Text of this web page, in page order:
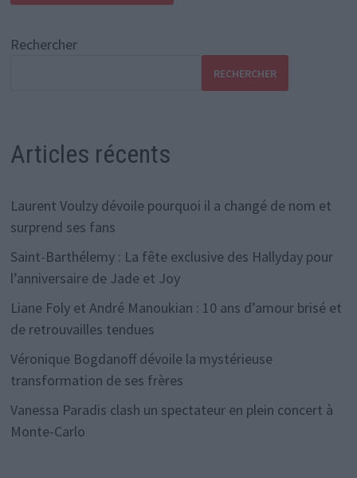
Rechercher
RECHERCHER
Articles récents
Laurent Voulzy dévoile pourquoi il a changé de nom et
surprend ses fans
Saint-Barthélemy : La fête exclusive des Hallyday pour
l’anniversaire de Jade et Joy
Liane Foly et André Manoukian : 10 ans d’amour brisé et
de retrouvailles tendues
Véronique Bogdanoff dévoile la mystérieuse
transformation de ses frères
Vanessa Paradis clash un spectateur en plein concert à
Monte-Carlo